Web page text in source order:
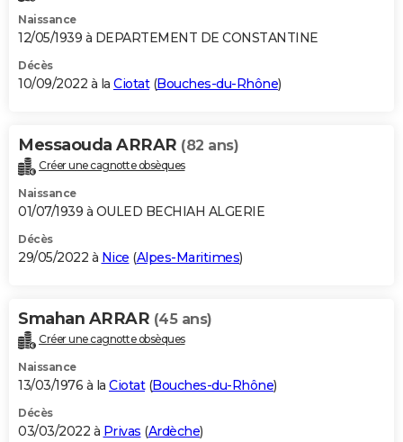
Naissance
12/05/1939 à DEPARTEMENT DE CONSTANTINE
Décès
10/09/2022 à la Ciotat(Bouches-du-Rhône)
Messaouda ARRAR (82 ans)
Créer une cagnotte obsèques
Naissance
01/07/1939 à OULED BECHIAH ALGERIE
Décès
29/05/2022 à Nice (Alpes-Maritimes)
Smahan ARRAR (45 ans)
Créer une cagnotte obsèques
Naissance
13/03/1976 à la Ciotat(Bouches-du-Rhône)
Décès
03/03/2022 à Privas (Ardèche)